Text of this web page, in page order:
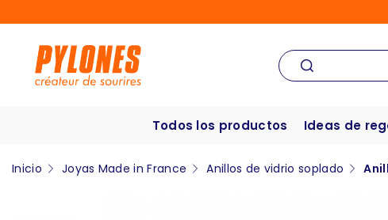
Todos los productos Ideas de
Inicio Joyas Made in France Anillos de vidrio soplado